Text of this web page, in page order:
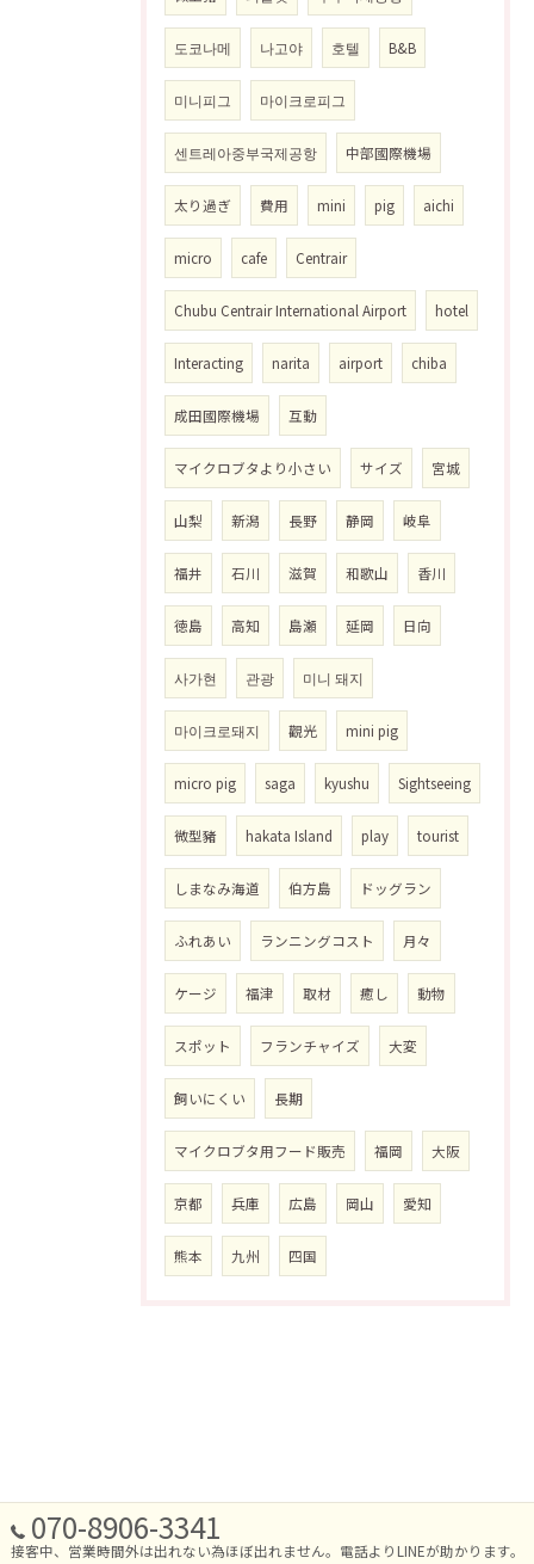
도코나메 나고야 호텔 B&B
미니피그 마이크로피그
센트레아중부국제공항 中部國際機場
太り過ぎ 費用 mini pig aichi
micro cafe Centrair
Chubu Centrair International Airport hotel
Interacting narita airport chiba
成田國際機場 互動
マイクロブタより小さい サイズ 宮城
山梨 新潟 長野 静岡 岐阜
福井 石川 滋賀 和歌山 香川
徳島 高知 島瀬 延岡 日向
사가현 관광 미니 돼지
마이크로돼지 觀光 mini pig
micro pig saga kyushu Sightseeing
微型豬 hakata Island play tourist
しまなみ海道 伯方島 ドッグラン
ふれあい ランニングコスト 月々
ケージ 福津 取材 癒し 動物
スポット フランチャイズ 大変
飼いにくい 長期
マイクロブタ用フード販売 福岡 大阪
京都 兵庫 広島 岡山 愛知
熊本 九州 四国
070-8906-3341
接客中、営業時間外は出れない為ほぼ出れません。電話よりLINEが助かります。